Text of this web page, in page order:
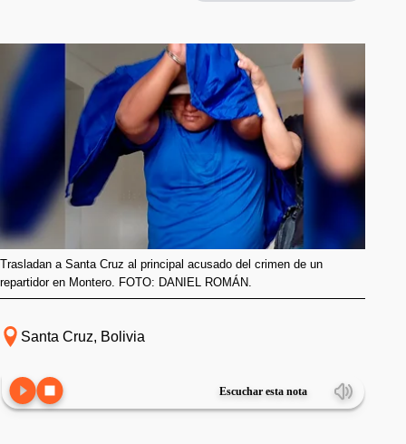
Trasladan a Santa Cruz al principal acusado del crimen de un
repartidor en Montero. FOTO: DANIEL ROMÁN.
Santa Cruz, Bolivia
Escuchar esta nota